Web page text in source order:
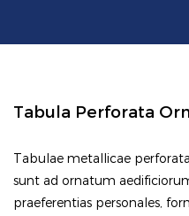
Tabula Perforata
Tabulae metallicae
sunt ad ornatum
praeferentias personales,